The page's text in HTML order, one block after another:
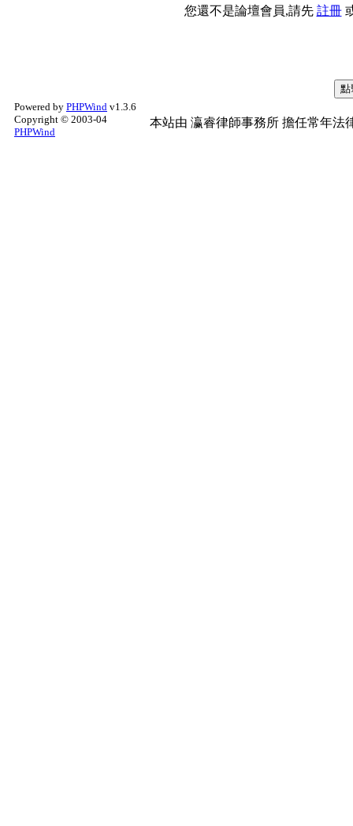
您還不是論壇會員,請先 註冊
Powered by PHPWind v1.3.6
Copyright © 2003-04
PHPWind
本站由 瀛睿律師事務所 擔任常年法